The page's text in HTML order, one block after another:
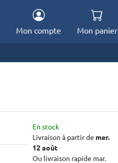
Mon compte Mon panier
En stock
Livraison à partir de mer.
12 août
Ou livraison rapide mar.